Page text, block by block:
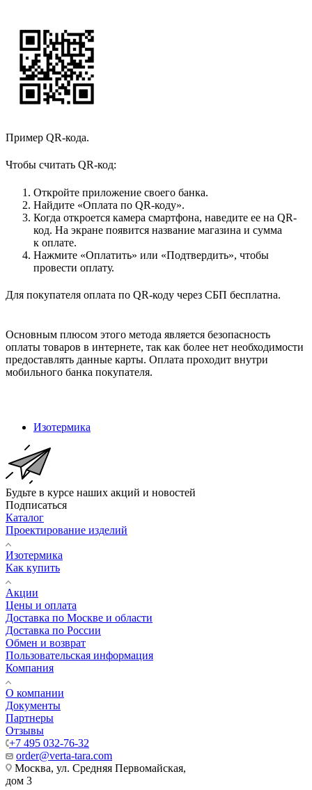
Пример QR-кода.
Чтобы считать QR-код:
Откройте приложение своего банка.
Найдите «Оплата по QR-коду».
Когда откроется камера смартфона, наведите ее на QR-
код. На экране появится название магазина и сумма
к оплате.
Нажмите «Оплатить» или «Подтвердить», чтобы
провести оплату.
Для покупателя оплата по QR-коду через СБП бесплатна.
Основным плюсом этого метода является безопасность
оплаты товаров в интернете, так как более нет необходимости
предоставлять данные карты. Оплата проходит внутри
мобильного банка покупателя.
Изотермика
Будьте в курсе наших акций и новостей
Подписаться
Каталог
Проектирование изделий
Изотермика
Как купить
Акции
Цены и оплата
Доставка по Москве и области
Доставка по России
Обмен и возврат
Пользовательская информация
Компания
О компании
Документы
Партнеры
Отзывы
+7 495 032-76-32
order@verta-tara.com
Москва, ул. Средняя Первомайская,
дом 3